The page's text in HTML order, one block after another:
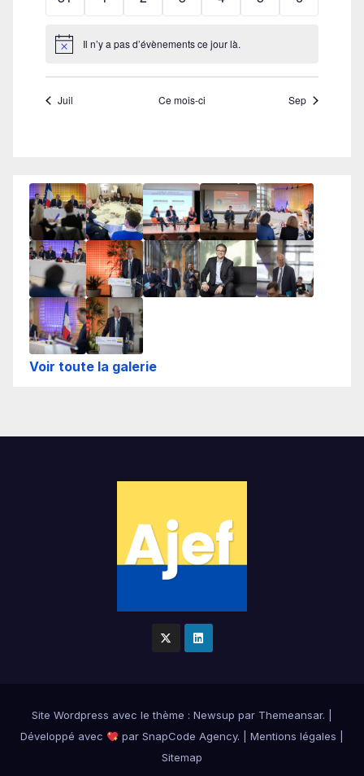
Voir toute la galerie
Site Wordpress avec le thème : Newsup par Themeansar.
Développé avec
par SnapCode Agency. Mentions légales
Sitemap